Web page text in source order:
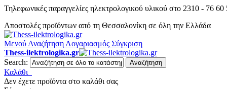
Τηλεφωνικές παραγγελίες ηλεκτρολογικού υλικού στο 2310 - 76
Αποστολές προϊόντων από τη Θεσσαλονίκη σε όλη την Ελλάδα
Μενού Αναζήτηση Λογαριασμός Σύγκριση
Thess-ilektrologika.gr
Search:
Αναζήτηση
Καλάθι
Δεν έχετε προϊόντα στο καλάθι σας